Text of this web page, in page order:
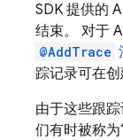
SDK 提供的
结束。 对于
@AddTrace
踪记录可在创
由于这些跟
们有时被称为